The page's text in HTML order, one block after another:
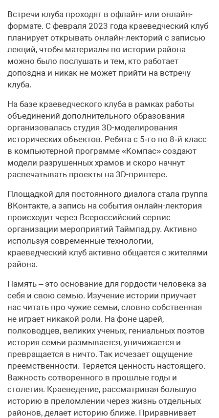
Встречи клуба проходят в офлайн- или онлайн-
формате. С февраля 2023 года краеведческий клуб
планирует открывать онлайн-лекторий с записью
лекций, чтобы материалы по истории района
можно было послушать и тем, кто работает
допоздна и никак не может прийти на встречу
клуба.
На базе краеведческого клуба в рамках работы
объединений дополнительного образования
организовалась студия 3D-моделирования
исторических объектов. Ребята с 5‑го по 8‑й класс
в компьютерной программе «Компас» создают
модели разрушенных храмов и скоро начнут
распечатывать проекты на 3D-принтере.
Площадкой для постоянного диалога стала группа
ВКонтакте, а запись на события онлайн-лектория
происходит через Всероссийский сервис
организации мероприятий Таймпад.ру. Активно
используя современные технологии,
краеведческий клуб активно общается с жителями
района.
Память – это основание для гордости человека за
себя и свою семью. Изучение истории приучает
нас читать про чужие семьи, словно собственная
не играет никакой роли. На фоне царей,
полководцев, великих ученых, гениальных поэтов
история семьи размывается, уничижается и
превращается в ничто. Так исчезает ощущение
преемственности. Теряется ценность настоящего.
Важность сотворенного в прошлые годы и
столетия. Краеведение, рассматривая большую
историю в преломлении через жизнь отдельных
районов, делает историю ближе. Приравнивает